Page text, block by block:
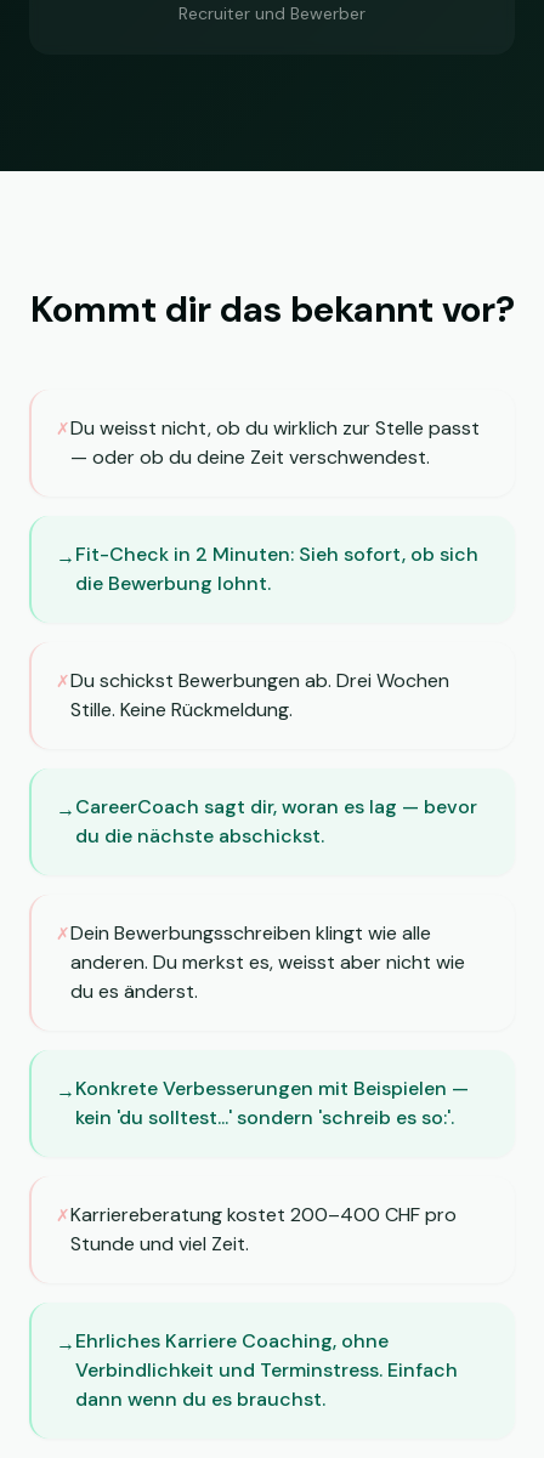
Recruiter und Bewerber
Kommt dir das bekannt vor?
✗Du weisst nicht, ob du wirklich zur Stelle passt
— oder ob du deine Zeit verschwendest.
→Fit-Check in 2 Minuten: Sieh sofort, ob sich
die Bewerbung lohnt.
✗Du schickst Bewerbungen ab. Drei Wochen
Stille. Keine Rückmeldung.
→CareerCoach sagt dir, woran es lag — bevor
du die nächste abschickst.
✗Dein Bewerbungsschreiben klingt wie alle
anderen. Du merkst es, weisst aber nicht wie
du es änderst.
→Konkrete Verbesserungen mit Beispielen —
kein 'du solltest...' sondern 'schreib es so:'.
✗Karriereberatung kostet 200–400 CHF pro
Stunde und viel Zeit.
→Ehrliches Karriere Coaching, ohne
Verbindlichkeit und Terminstress. Einfach
dann wenn du es brauchst.